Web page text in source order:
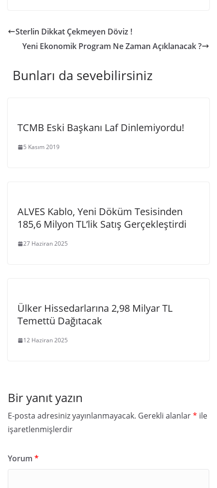
Sterlin Dikkat Çekmeyen Döviz !
Yeni Ekonomik Program Ne Zaman Açıklanacak ?
Bunları da sevebilirsiniz
TCMB Eski Başkanı Laf Dinlemiyordu!
5 Kasım 2019
ALVES Kablo, Yeni Döküm Tesisinden
185,6 Milyon TL’lik Satış Gerçekleştirdi
27 Haziran 2025
Ülker Hissedarlarına 2,98 Milyar TL
Temettü Dağıtacak
12 Haziran 2025
Bir yanıt yazın
E-posta adresiniz yayınlanmayacak. Gerekli alanlar* ile
işaretlenmişlerdir
Yorum *